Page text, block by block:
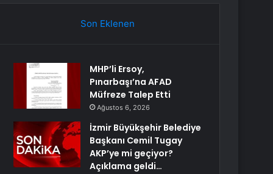
Son Eklenen
MHP’li Ersoy,
Pınarbaşı’na AFAD
Müfreze Talep Etti
Ağustos 6, 2026
İzmir Büyükşehir Belediye
Başkanı Cemil Tugay
AKP’ye mi geçiyor?
Açıklama geldi…